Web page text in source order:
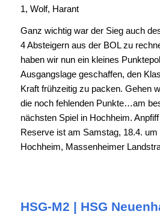
1, Wolf, Harant
Ganz wichtig war der Sieg auch
4 Absteigern aus der BOL zu
haben wir nun ein kleines
Ausgangslage geschaffen, den
Kraft frühzeitig zu packen. Gehen
die noch fehlenden Punkte…am
nächsten Spiel in Hochheim.
Reserve ist am Samstag, 18.4. um
Hochheim, Massenheimer
HSG-M2 | HSG